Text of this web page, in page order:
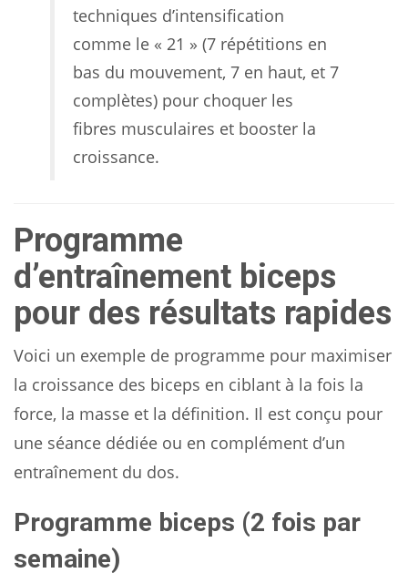
techniques d’intensification
comme le « 21 » (7 répétitions en
bas du mouvement, 7 en haut, et 7
complètes) pour choquer les
fibres musculaires et booster la
croissance.
Programme
d’entraînement biceps
pour des résultats rapides
Voici un exemple de programme pour maximiser
la croissance des biceps en ciblant à la fois la
force, la masse et la définition. Il est conçu pour
une séance dédiée ou en complément d’un
entraînement du dos.
Programme biceps (2 fois par
semaine)